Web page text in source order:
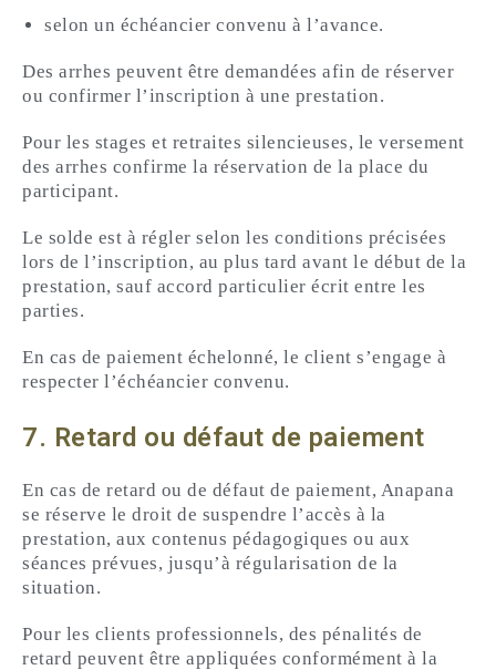
selon un échéancier convenu à l’avance.
Des arrhes peuvent être demandées afin de réserver
ou confirmer l’inscription à une prestation.
Pour les stages et retraites silencieuses, le versement
des arrhes confirme la réservation de la place du
participant.
Le solde est à régler selon les conditions précisées
lors de l’inscription, au plus tard avant le début de la
prestation, sauf accord particulier écrit entre les
parties.
En cas de paiement échelonné, le client s’engage à
respecter l’échéancier convenu.
7. Retard ou défaut de paiement
En cas de retard ou de défaut de paiement, Anapana
se réserve le droit de suspendre l’accès à la
prestation, aux contenus pédagogiques ou aux
séances prévues, jusqu’à régularisation de la
situation.
Pour les clients professionnels, des pénalités de
retard peuvent être appliquées conformément à la